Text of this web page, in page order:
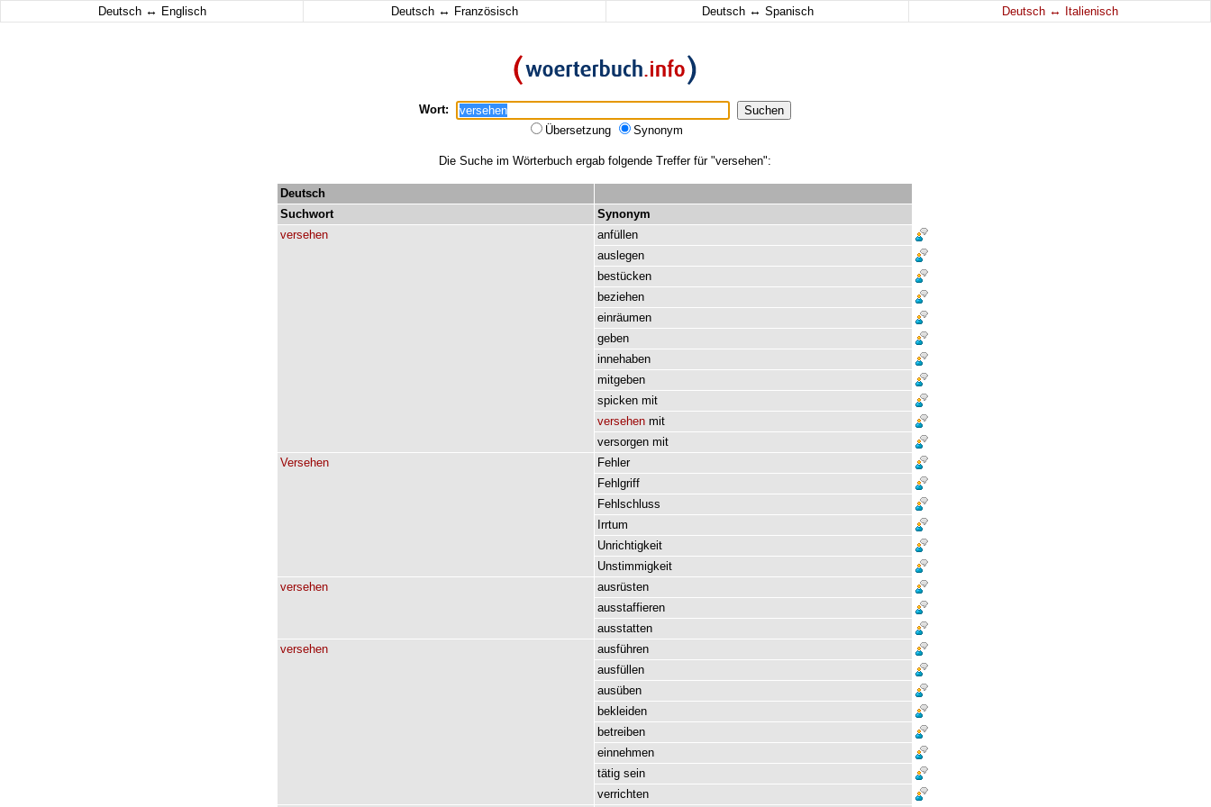
Deutsch ↔ Englisch Deutsch ↔ Französisch Deutsch ↔ Spanisch Deutsch ↔ Italienisch
Wort:
Übersetzung
Synonym
Die Suche im Wörterbuch ergab folgende Treffer für "versehen":
Deutsch
Suchwort
Synonym
versehen
anfüllen
auslegen
bestücken
beziehen
einräumen
geben
innehaben
mitgeben
spicken mit
versehen mit
versorgen mit
Versehen
Fehler
Fehlgriff
Fehlschluss
Irrtum
Unrichtigkeit
Unstimmigkeit
versehen
ausrüsten
ausstaffieren
ausstatten
versehen
ausführen
ausfüllen
ausüben
bekleiden
betreiben
einnehmen
tätig sein
verrichten